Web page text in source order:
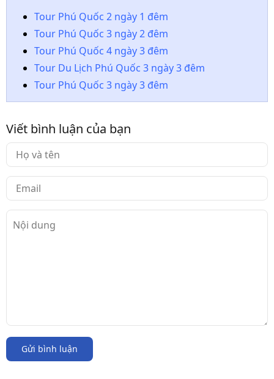
Tour Phú Quốc 2 ngày 1 đêm
Tour Phú Quốc 3 ngày 2 đêm
Tour Phú Quốc 4 ngày 3 đêm
Tour Du Lịch Phú Quốc 3 ngày 3 đêm
Tour Phú Quốc 3 ngày 3 đêm
Viết bình luận của bạn
Gửi bình luận